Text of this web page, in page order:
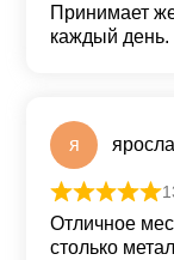
Принимает
каждый
я
Оценка
Отличное
столько